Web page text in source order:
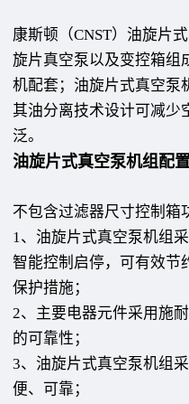
康斯顿（CNST）油旋片
旋片真空泵以及变控箱组
机配套；油旋片式真空泵
其油分离技术设计可减少
泛。
油旋片式真空泵机组配
不包含过滤器尺寸控制箱
1、油旋片式真空泵机组
智能控制启停，可有效节
保护措施；
2、主要电器元件采用施
的可靠性；
3、油旋片式真空泵机组
便、可靠；